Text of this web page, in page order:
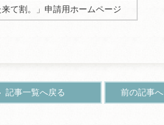
て割。」申請用ホームページ
記事一覧へ戻る 前の記事へ